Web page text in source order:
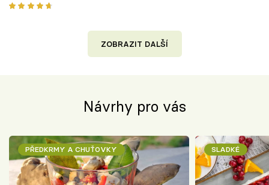
ZOBRAZIT DALŠÍ
Návrhy pro vás
PŘEDKRMY A CHUŤOVKY SLADKÉ